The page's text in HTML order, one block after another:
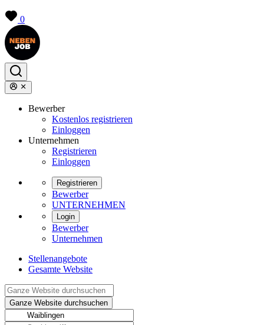
0
Bewerber
Kostenlos registrieren
Einloggen
Unternehmen
Registrieren
Einloggen
Registrieren
Bewerber
UNTERNEHMEN
Login
Bewerber
Unternehmen
Stellenangebote
Gesamte Website